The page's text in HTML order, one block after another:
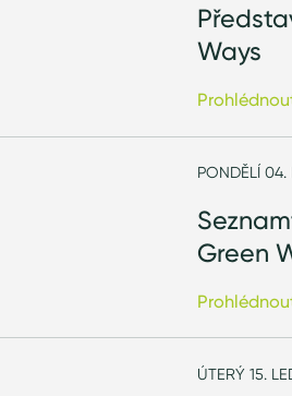
Ways
PONDĚLÍ
Green
ÚTERÝ 15.